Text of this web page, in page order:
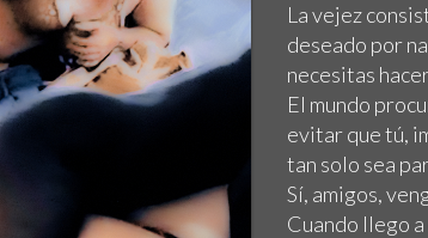
La vejez
deseado por
necesitas
El mundo
evitar que tú,
tan solo sea
Sí, amigos,
Cuando llego